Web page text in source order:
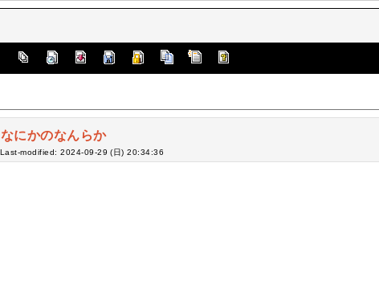
なにかのなんらか
Last-modified: 2024-09-29 (日) 20:34:36